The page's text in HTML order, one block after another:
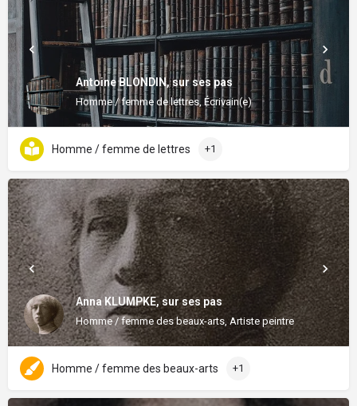
Antoine BLONDIN, sur ses pas
Homme / femme de lettres, Écrivain(e)
Homme / femme de lettres +1
Anna KLUMPKE, sur ses pas
Homme / femme des beaux-arts, Artiste peintre
Homme / femme des beaux-arts +1